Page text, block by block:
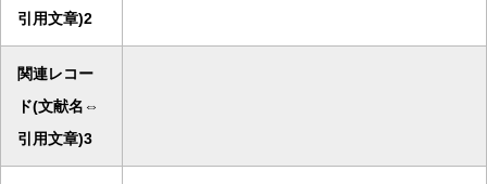
引用文章)2
関連レコー
ド(文献名⇔
引用文章)3